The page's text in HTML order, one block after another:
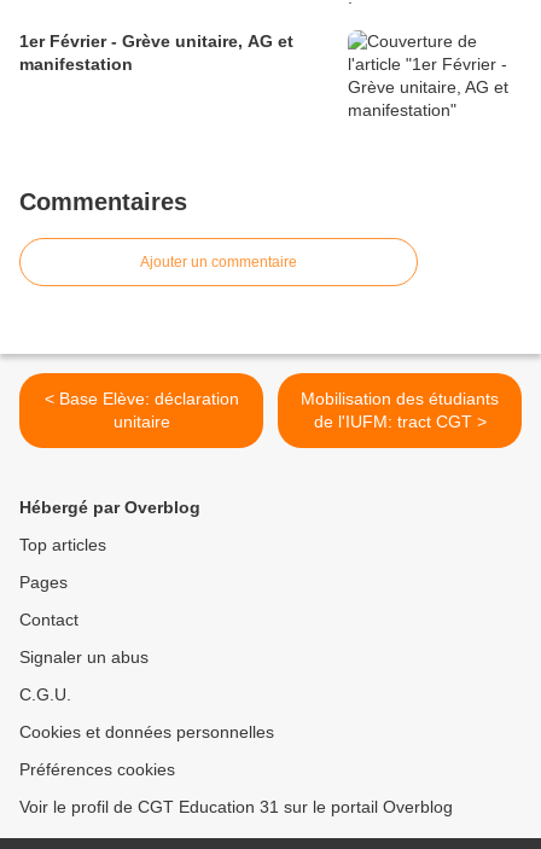
1er Février - Grève unitaire, AG et
manifestation
Commentaires
Ajouter un commentaire
< Base Elève: déclaration
unitaire
Mobilisation des étudiants
de l'IUFM: tract CGT >
Hébergé par Overblog
Top articles
Pages
Contact
Signaler un abus
C.G.U.
Cookies et données personnelles
Préférences cookies
Voir le profil de CGT Education 31 sur le portail Overblog